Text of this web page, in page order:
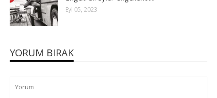
Eyl 05, 2023
YORUM BIRAK